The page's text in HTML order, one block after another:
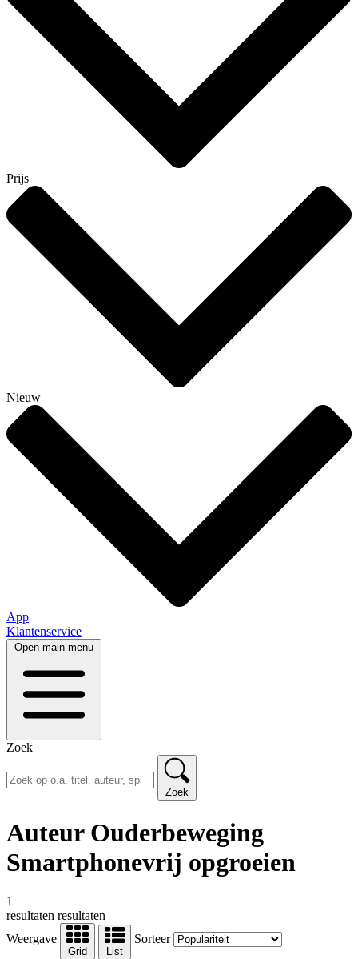
Prijs
Nieuw
App
Klantenservice
Open main menu
Zoek
Zoek
Auteur Ouderbeweging
Smartphonevrij opgroeien
1
resultaten resultaten
Weergave
Grid List
Sorteer